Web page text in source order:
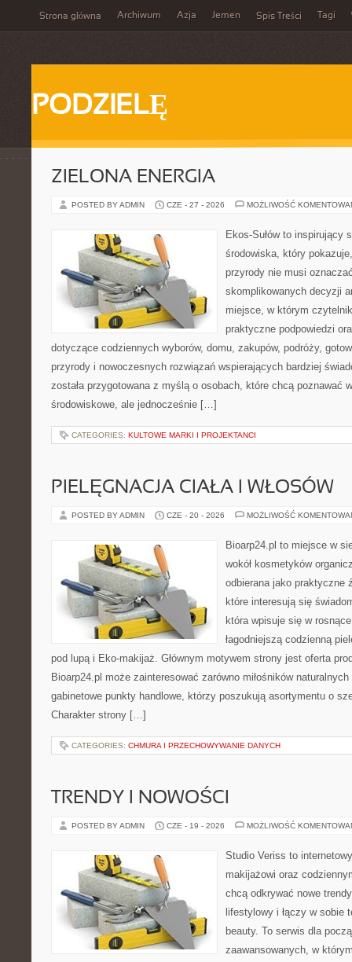
Strona główna Archiwum Azja Jemen Spis Treści Tagi
PODZIELĘ
ZIELONA ENERGIA
POSTED BY ADMIN CZE - 27 - 2026 MOŻLIWOŚĆ
Ekos-Sułów to inspirujący
środowiska, który
przyrody nie musi
skomplikowanych decyzji
miejsce, w którym
praktyczne podpowiedzi
dotyczące codziennych wyborów, domu, zakupów, podróży,
przyrody i nowoczesnych rozwiązań wspierających bardziej
została przygotowana z myślą o osobach, które chcą poznawać
środowiskowe, ale jednocześnie […]
CATEGORIES: KULTOWE MARKI I PROJEKTANCI
PIELĘGNACJA CIAŁA I WŁOSÓW
POSTED BY ADMIN CZE - 20 - 2026 MOŻLIWOŚĆ
Bioarp24.pl to miejsce w
wokół kosmetyków
odbierana jako praktyczne
które interesują się
która wpisuje się w
łagodniejszą codzienną
pod lupą i Eko-makijaż. Głównym motywem strony jest oferta
Bioarp24.pl może zainteresować zarówno miłośników
gabinetowe punkty handlowe, którzy poszukują asortymentu o
Charakter strony […]
CATEGORIES: CHMURA I PRZECHOWYWANIE DANYCH
TRENDY I NOWOŚCI
POSTED BY ADMIN CZE - 19 - 2026 MOŻLIWOŚĆ
Studio Veriss to
makijażowi oraz
chcą odkrywać nowe
lifestylowy i łączy w sobie
beauty. To serwis dla
zaawansowanych, w